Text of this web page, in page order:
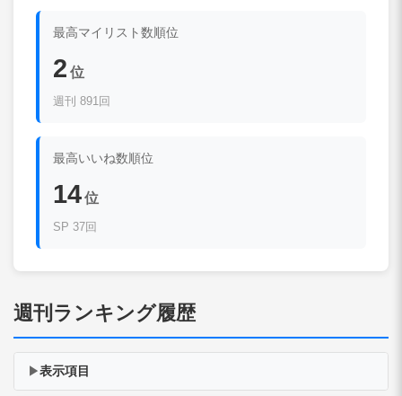
最高マイリスト数順位
2 位
週刊 891回
最高いいね数順位
14位
SP 37回
週刊ランキング履歴
▶表示項目